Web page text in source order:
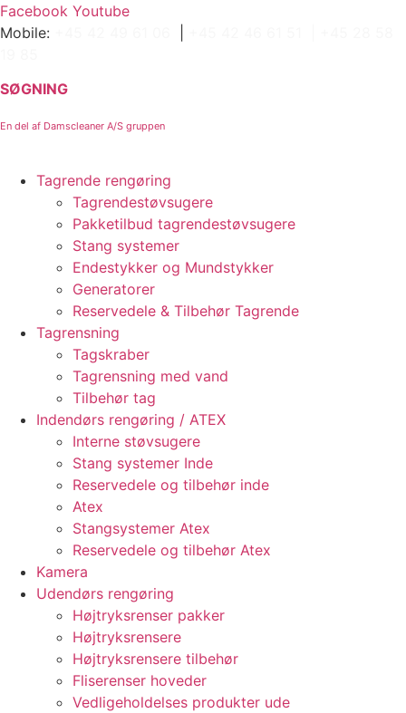
Videre
til
Facebook Youtube
Mobile:
SØGNING
En del af Damscleaner A/S gruppen
Tagrende rengøring
Tagrendestøvsugere
Pakketilbud tagrendestøvsugere
Stang systemer
Endestykker og Mundstykker
Generatorer
Reservedele & Tilbehør Tagrende
Tagrensning
Tagskraber
Tagrensning med vand
Tilbehør tag
Indendørs rengøring / ATEX
Interne støvsugere
Stang systemer Inde
Reservedele og tilbehør inde
Atex
Stangsystemer Atex
Reservedele og tilbehør Atex
Kamera
Udendørs rengøring
Højtryksrenser pakker
Højtryksrensere
Højtryksrensere tilbehør
Fliserenser hoveder
Vedligeholdelses produkter ude